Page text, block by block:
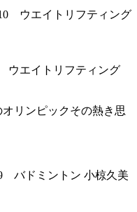
ウエイトリフティング
リンピックその熱き思